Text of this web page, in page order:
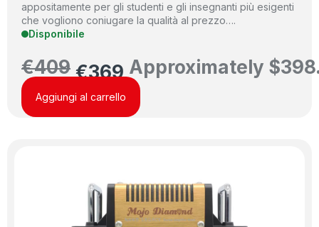
appositamente per gli studenti e gli insegnanti più esigenti
che vogliono coniugare la qualità al prezzo….
Disponibile
€409 €369 Approximately $
Aggiungi al carrello